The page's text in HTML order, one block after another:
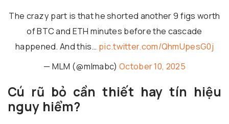
The crazy part is that he shorted another 9 figs worth
of BTC and ETH minutes before the cascade
happened. And this… pic.twitter.com/QhmUpesG0j
— MLM (@mlmabc) October 10, 2025
Cú rũ bỏ cần thiết hay tín hiệu
nguy hiểm?